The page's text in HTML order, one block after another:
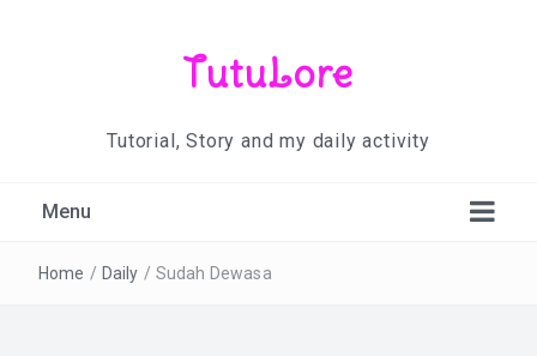
TutuLore
Tutorial, Story and my daily activity
Menu
Home / Daily / Sudah Dewasa